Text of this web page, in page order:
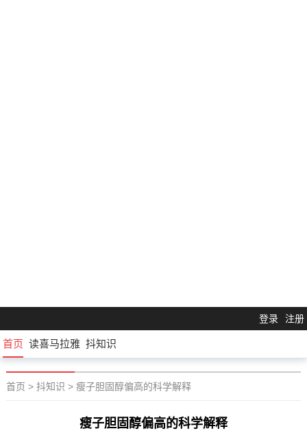
登录 注册
首页 读喜马拉雅 抖知识
首页 > 抖知识 > 瘦子胆固醇偏高的科学解释
瘦子胆固醇偏高的科学解释